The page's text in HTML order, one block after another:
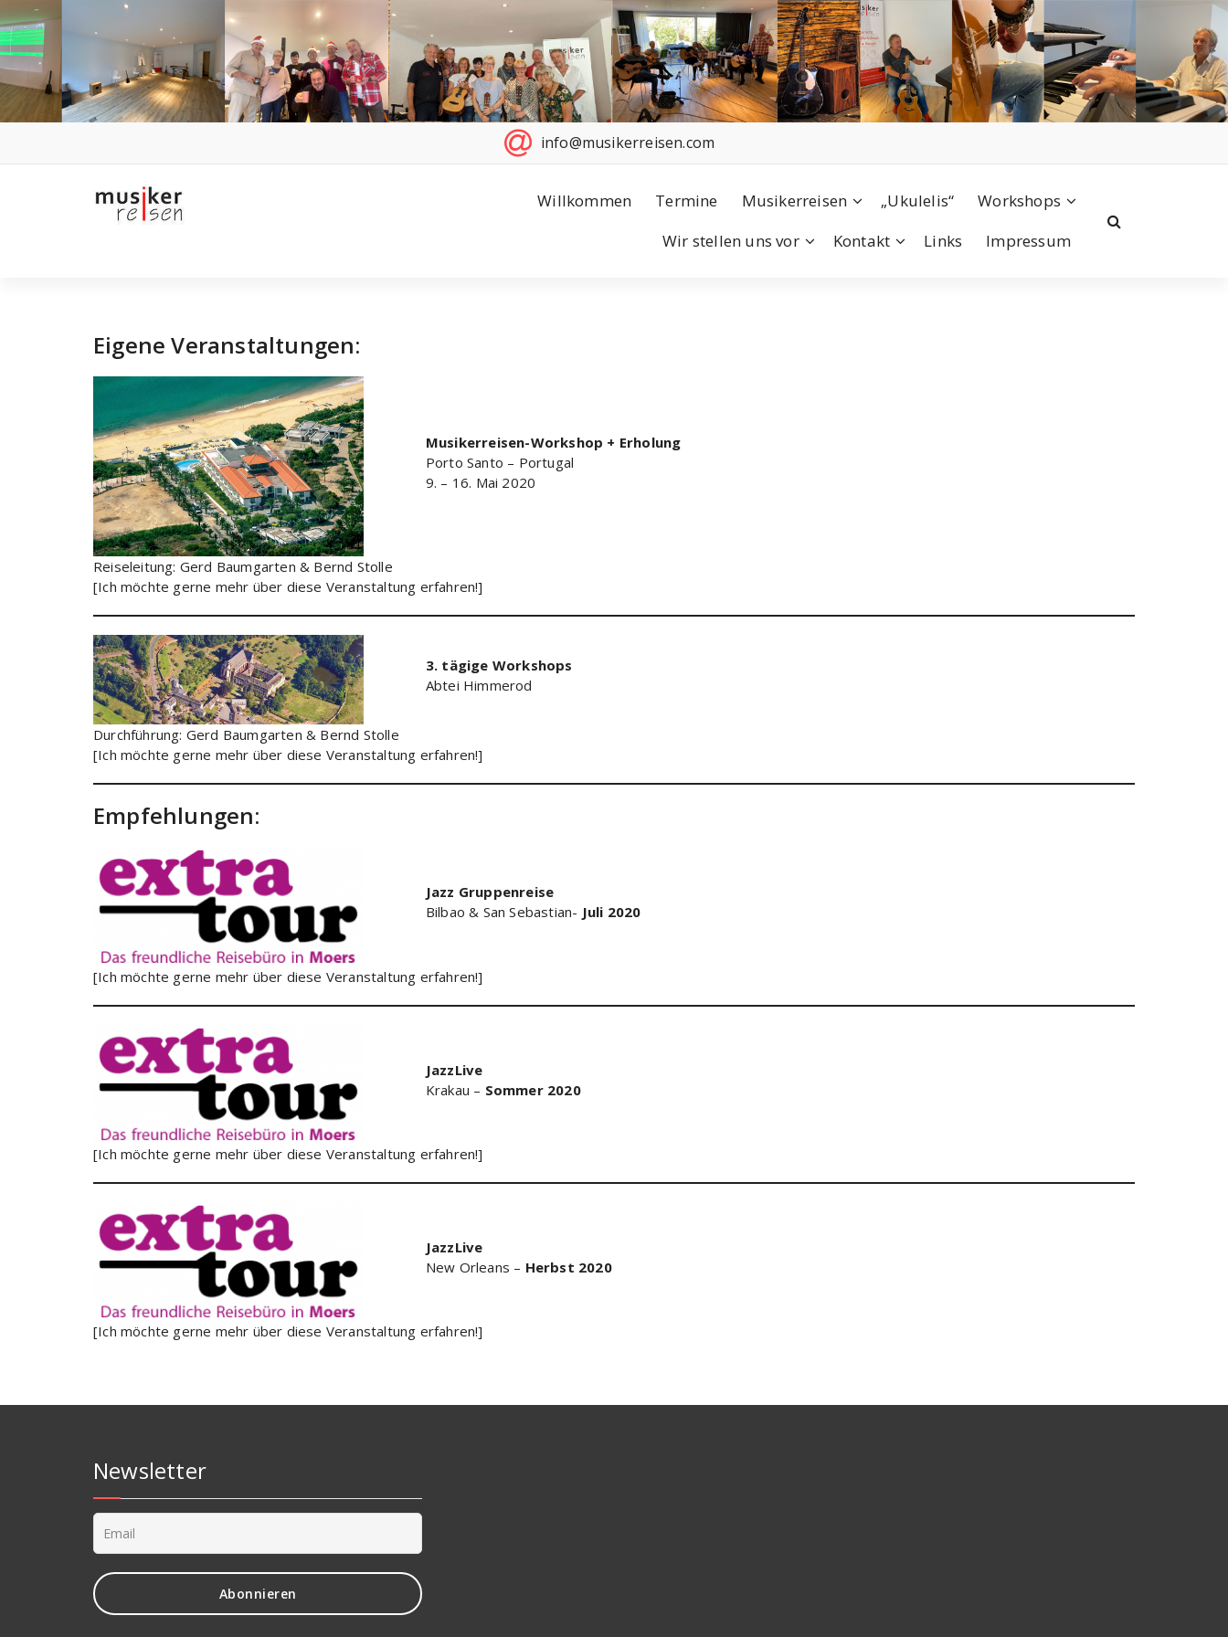
to
content
info@musikerreisen.com
Willkommen Termine Musikerreisen „Ukulelis“
Workshops
Wir stellen uns vor
Kontakt Links Impressum
Eigene Veranstaltungen:
Musikerreisen-Workshop + Erholung
Porto Santo – Portugal
9. – 16. Mai 2020
Reiseleitung: Gerd Baumgarten & Bernd Stolle
[Ich möchte gerne mehr über diese Veranstaltung erfahren!]
3. tägige Workshops
Abtei Himmerod
Durchführung: Gerd Baumgarten & Bernd Stolle
[Ich möchte gerne mehr über diese Veranstaltung erfahren!]
Empfehlungen:
Jazz Gruppenreise
Bilbao & San Sebastian- Juli 2020
[Ich möchte gerne mehr über diese Veranstaltung erfahren!]
JazzLive
Krakau – Sommer 2020
[Ich möchte gerne mehr über diese Veranstaltung erfahren!]
JazzLive
New Orleans – Herbst 2020
[Ich möchte gerne mehr über diese Veranstaltung erfahren!]
Newsletter